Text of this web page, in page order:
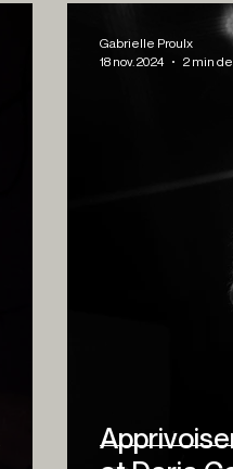
Gabrielle Proulx
18 nov. 2024
2 min